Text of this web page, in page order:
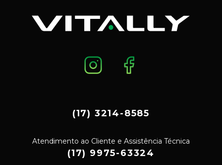
(17) 3214-8585
Atendimento ao Cliente e Assistência Técnica
(17) 9975-63324